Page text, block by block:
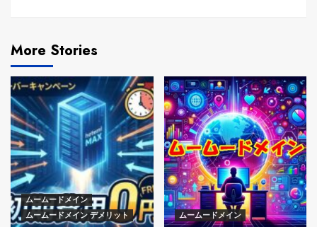
More Stories
ムームードメイン
ムームードメイン デメリット
ムームードメイン